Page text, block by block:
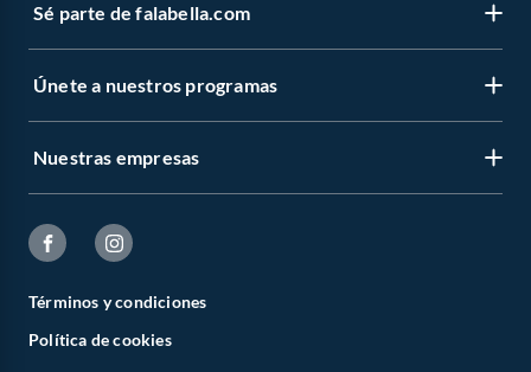
Sé parte de falabella.com
Únete a nuestros programas
Nuestras empresas
Términos y condiciones
Política de cookies